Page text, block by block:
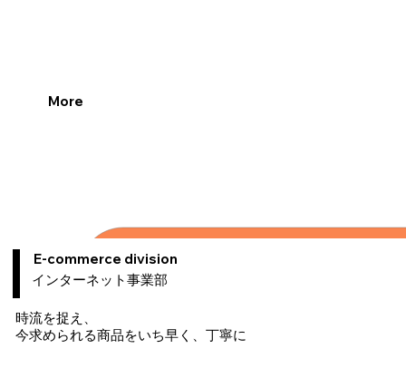
More
E-commerce division
​インターネット事業部
時流を捉え、
今求められる商品をいち早く、丁寧に